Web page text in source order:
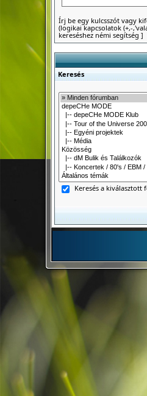
Írj be egy kulcsszót vagy
(logikai kapcsolatok (+,-
kereséshez némi segítség ]
Keresés
Keresés a